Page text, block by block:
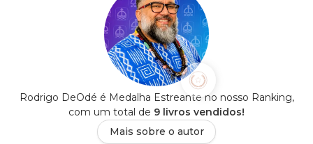
Rodrigo DeOdé é Medalha Estreante no nosso Ranking,
com um total de 9 livros vendidos!
Mais sobre o autor